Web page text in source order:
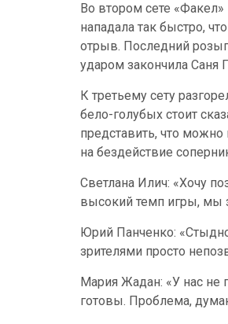
Во втором сете «Факел»
нападала так быстро,
отрыв. Последний
ударом закончила Саня
К третьему сету
бело-голубых стоит
представить, что можно
на бездействие
Светлана Илич: «Хочу
высокий темп игры, мы
Юрий Панченко:
зрителями просто
Мария Жадан: «У нас не
готовы. Проблема,